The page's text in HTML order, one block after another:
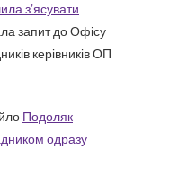
з’ясувати
запит до Офісу
керівників ОП
Подоляк
одразу